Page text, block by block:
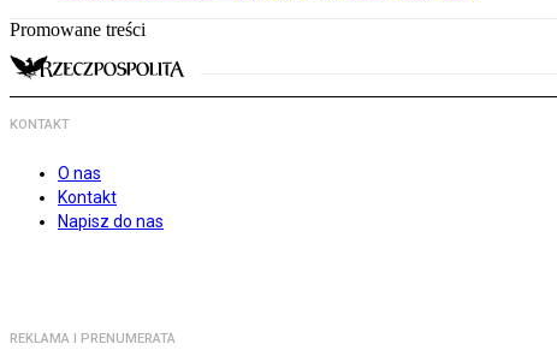
Promowane treści
KONTAKT
O nas
Kontakt
Napisz do nas
REKLAMA I PRENUMERATA